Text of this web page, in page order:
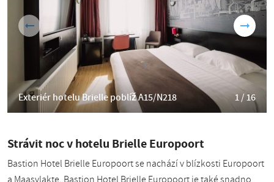
Exteriér hotelu Brielle poblíž A15/N218 1 / 16
Strávit noc v hotelu Brielle Europoort
Bastion Hotel Brielle Europoort se nachází v blízkosti Europoort